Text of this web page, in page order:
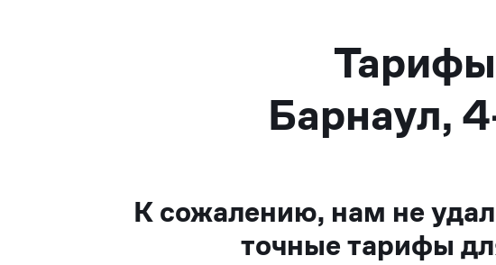
Барнаул,
К сожалению, нам не
точные тарифы